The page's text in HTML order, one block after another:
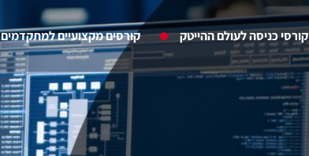
קורסי כניסה לעולם ההייטק קורסים מקצועיים למתקדמים